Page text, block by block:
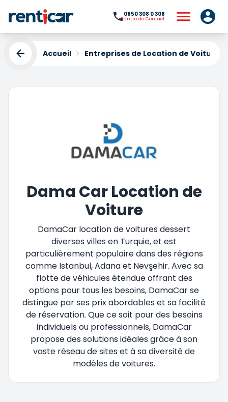
0850 308 0 308
Centre de Contact
Accueil Entreprises de Location de Voiture
Dama Car Location de
Voiture
DamaCar location de voitures dessert
diverses villes en Turquie, et est
particulièrement populaire dans des régions
comme Istanbul, Adana et Nevşehir. Avec sa
flotte de véhicules étendue offrant des
options pour tous les besoins, DamaCar se
distingue par ses prix abordables et sa facilité
de réservation. Que ce soit pour des besoins
individuels ou professionnels, DamaCar
propose des solutions idéales grâce à son
vaste réseau de sites et à sa diversité de
modèles de voitures.